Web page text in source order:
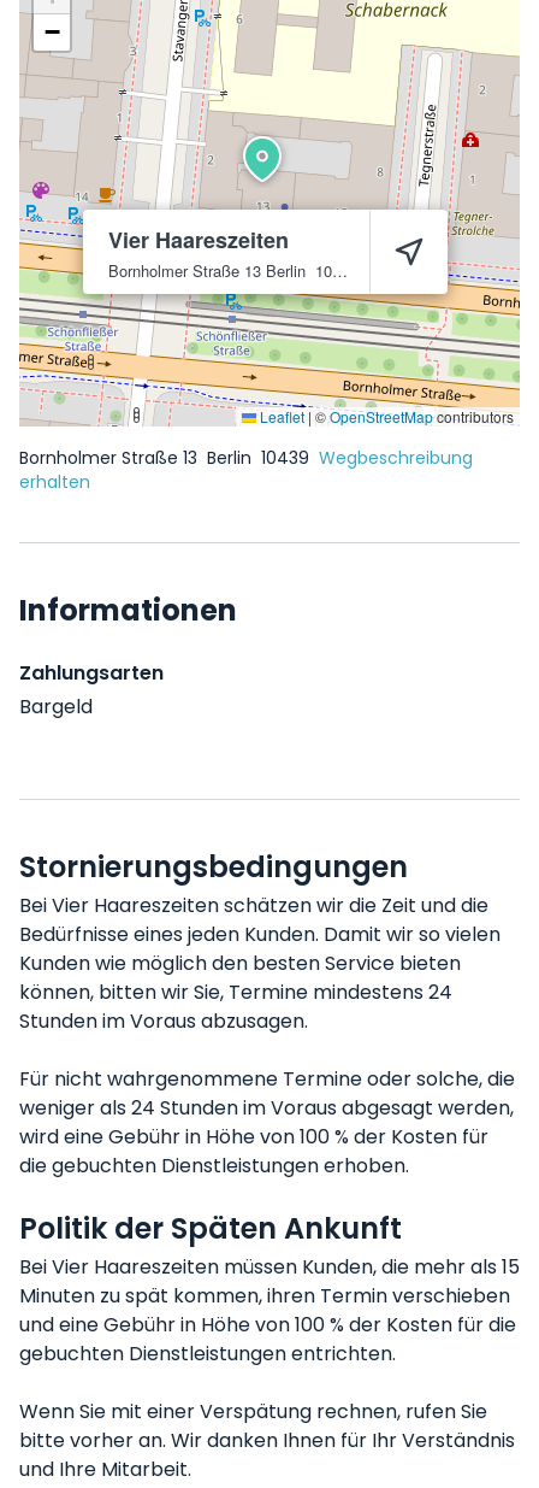
Vier Haareszeiten
Bornholmer Straße 13 Berlin 10439
−
Leaflet| ©OpenStreetMapcontributors
Bornholmer Straße 13 Berlin 10439 Wegbeschreibung
erhalten
Informationen
Zahlungsarten
Bargeld
Stornierungsbedingungen
Bei Vier Haareszeiten schätzen wir die Zeit und die
Bedürfnisse eines jeden Kunden. Damit wir so vielen
Kunden wie möglich den besten Service bieten
können, bitten wir Sie, Termine mindestens 24
Stunden im Voraus abzusagen.
Für nicht wahrgenommene Termine oder solche, die
weniger als 24 Stunden im Voraus abgesagt werden,
wird eine Gebühr in Höhe von 100 % der Kosten für
die gebuchten Dienstleistungen erhoben.
Politik der Späten Ankunft
Bei Vier Haareszeiten müssen Kunden, die mehr als 15
Minuten zu spät kommen, ihren Termin verschieben
und eine Gebühr in Höhe von 100 % der Kosten für die
gebuchten Dienstleistungen entrichten.
Wenn Sie mit einer Verspätung rechnen, rufen Sie
bitte vorher an. Wir danken Ihnen für Ihr Verständnis
und Ihre Mitarbeit.